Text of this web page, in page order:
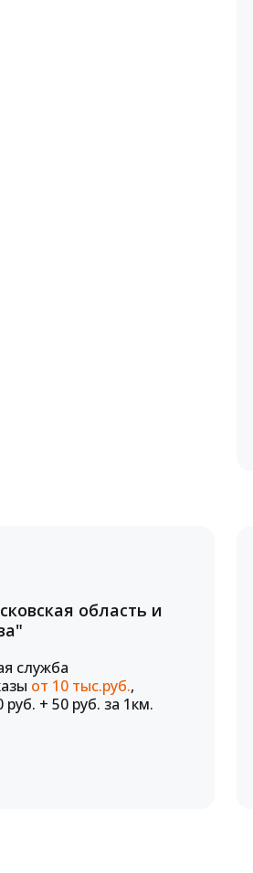
область и
служба
от 10 тыс.руб.,
+ 50 руб. за 1км.